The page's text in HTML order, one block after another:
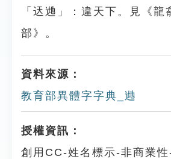
「迗逇」：違天下。見《龍
部》。
資料來源：
教育部異體字字典_逇
授權資訊：
創用CC-姓名標示-非商業